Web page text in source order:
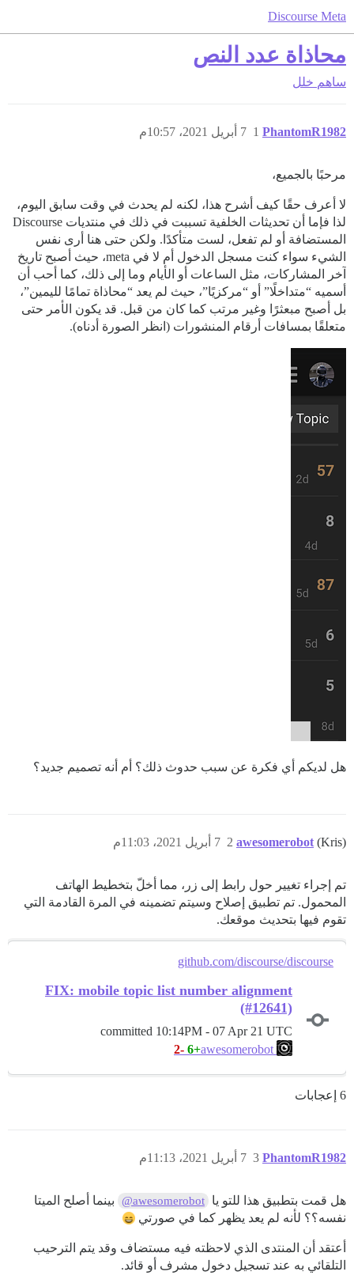
Discourse Meta
محاذاة عدد النص
ساهم خلل
PhantomR1982 7 أبريل 2021، 10:57م 1
مرحبًا بالجميع،
لا أعرف حقًا كيف أشرح هذا، لكنه لم يحدث في وقت سابق اليوم،
لذا فإما أن تحديثات الخلفية تسببت في ذلك في منتديات Discourse
المستضافة أو لم تفعل، لست متأكدًا. ولكن حتى هنا أرى نفس
الشيء سواء كنت مسجل الدخول أم لا في meta، حيث أصبح تاريخ
آخر المشاركات، مثل الساعات أو الأيام وما إلى ذلك، كما أحب أن
أسميه “متداخلًا” أو “مركزيًا”، حيث لم يعد “محاذاة تمامًا لليمين”،
بل أصبح مبعثرًا وغير مرتب كما كان من قبل. قد يكون الأمر حتى
متعلقًا بمسافات أرقام المنشورات (انظر الصورة أدناه).
هل لديكم أي فكرة عن سبب حدوث ذلك؟ أم أنه تصميم جديد؟
awesomerobot (Kris) 7 أبريل 2021، 11:03م 2
تم إجراء تغيير حول رابط إلى زر، مما أخلّ بتخطيط الهاتف
المحمول. تم تطبيق إصلاح وسيتم تضمينه في المرة القادمة التي
تقوم فيها بتحديث موقعك.
github.com/discourse/discourse
FIX: mobile topic list number alignment
(#12641)
committed 10:14PM - 07 Apr 21 UTC
+6
-2
6 إعجابات
PhantomR1982 7 أبريل 2021، 11:13م 3
هل قمت بتطبيق هذا للتو يا @awesomerobot
بينما أصلح الميتا
نفسه؟؟ لأنه لم يعد يظهر كما في صورتي
أعتقد أن المنتدى الذي لاحظته فيه مستضاف وقد يتم الترحيب
التلقائي به عند تسجيل دخول مشرف أو قائد.